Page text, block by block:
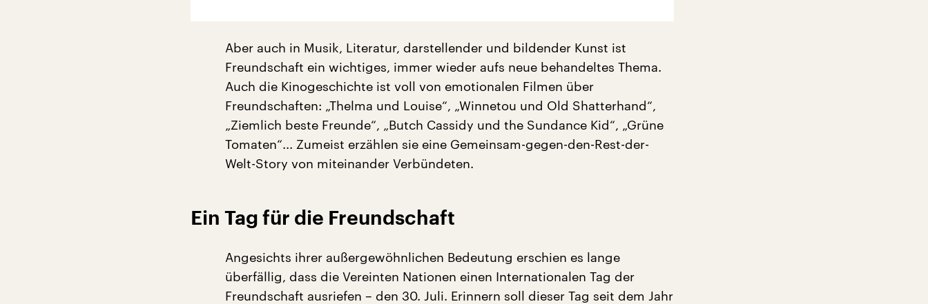
Aber auch in Musik, Literatur, darstellender und bildender Kunst ist
Freundschaft ein wichtiges, immer wieder aufs neue behandeltes Thema.
Auch die Kinogeschichte ist voll von emotionalen Filmen über
Freundschaften: „Thelma und Louise“, „Winnetou und Old Shatterhand“,
„Ziemlich beste Freunde“, „Butch Cassidy und the Sundance Kid“, „Grüne
Tomaten“... Zumeist erzählen sie eine Gemeinsam-gegen-den-Rest-der-
Welt-Story von miteinander Verbündeten.
Ein Tag für die Freundschaft
Angesichts ihrer außergewöhnlichen Bedeutung erschien es lange
überfällig, dass die Vereinten Nationen einen Internationalen Tag der
Freundschaft ausriefen – den 30. Juli. Erinnern soll dieser Tag seit dem Jahr